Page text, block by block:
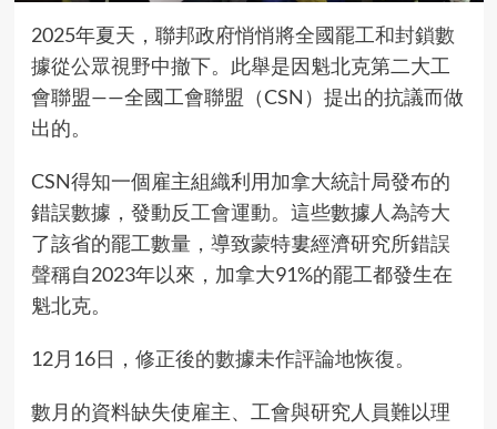
2025年夏天，聯邦政府悄悄將全國罷工和封鎖數
據從公眾視野中撤下。此舉是因魁北克第二大工
會聯盟——全國工會聯盟（CSN）提出的抗議而做
出的。
CSN得知一個雇主組織利用加拿大統計局發布的
錯誤數據 ，發動反工會運動。這些數據 人為誇大
了該省的罷工數量，導致蒙特婁經濟研究所錯誤
聲稱自2023年以來，加拿大91%的罷工都發生在
魁北克。
12月16日， 修正後的數據未作評論地恢復。
數月的資料缺失使雇主、工會與研究人員難以理